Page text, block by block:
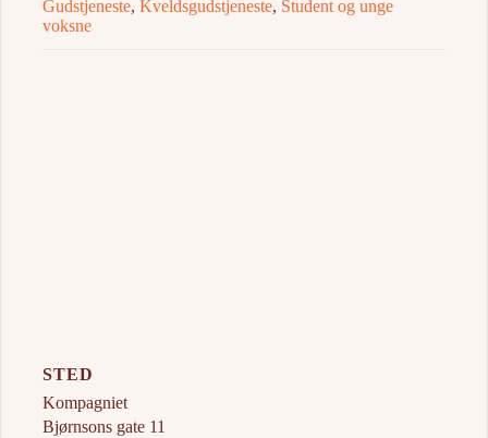
Gudstjeneste,Kveldsgudstjeneste, Student og unge
voksne
STED
Kompagniet
Bjørnsons gate 11